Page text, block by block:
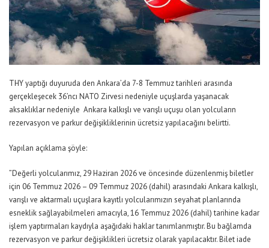
THY yaptığı duyuruda den Ankara’da 7-8 Temmuz tarihleri arasında
gerçekleşecek 36’ncı NATO Zirvesi nedeniyle uçuşlarda yaşanacak
aksaklıklar nedeniyle Ankara kalkışlı ve varışlı uçuşu olan yolcuların
rezervasyon ve parkur değişikliklerinin ücretsiz yapılacağını belirtti.
Yapılan açıklama şöyle:
”Değerli yolcularımız, 29 Haziran 2026 ve öncesinde düzenlenmiş biletler
için 06 Temmuz 2026 – 09 Temmuz 2026 (dahil) arasındaki Ankara kalkışlı,
varışlı ve aktarmalı uçuşlara kayıtlı yolcularımızın seyahat planlarında
esneklik sağlayabilmeleri amacıyla, 16 Temmuz 2026 (dahil) tarihine kadar
işlem yaptırmaları kaydıyla aşağıdaki haklar tanımlanmıştır. Bu bağlamda
rezervasyon ve parkur değişiklikleri ücretsiz olarak yapılacaktır. Bilet iade